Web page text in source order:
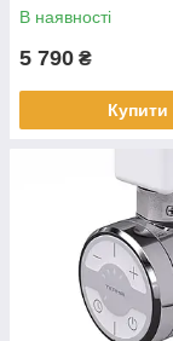
В наявності
5 790 ₴
Купити